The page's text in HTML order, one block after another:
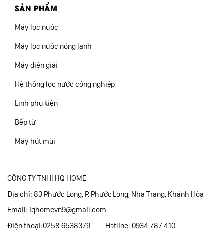
SẢN PHẨM
Máy lọc nước
Máy lọc nước nóng lạnh
Máy điện giải
Hệ thống lọc nước công nghiệp
Linh phụ kiện
Bếp từ
Máy hút mùi
CÔNG TY TNHH IQ HOME
Địa chỉ: 83 Phước Long, P. Phước Long, Nha Trang, Khánh Hòa
Email: iqhomevn9@gmail.com
Điện thoại:0258 6538379 Hotline: 0934 787 410